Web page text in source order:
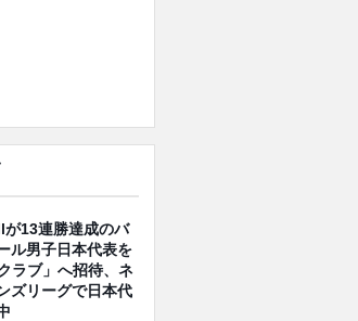
13連勝達成のバ
ル男子日本代表を
ラブ」へ招待、ネ
ズリーグで日本代